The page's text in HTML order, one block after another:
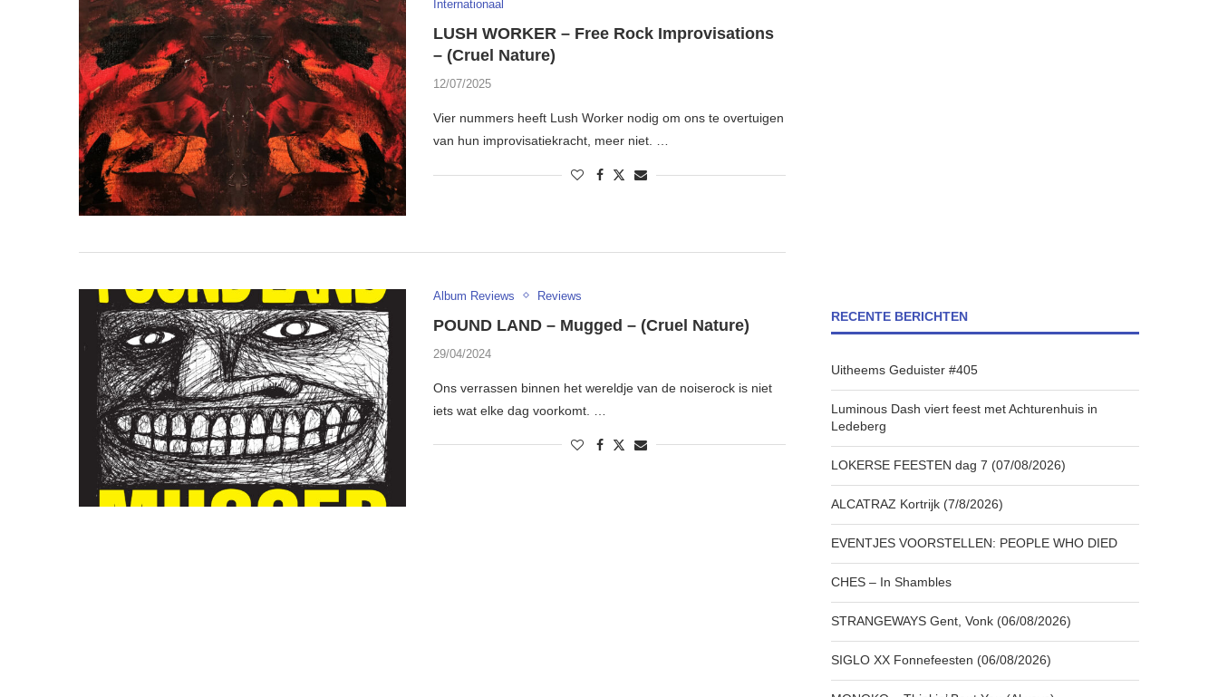
Internationaal
LUSH WORKER – Free Rock Improvisations
– (Cruel Nature)
12/07/2025
Vier nummers heeft Lush Worker nodig om ons te overtuigen
van hun improvisatiekracht, meer niet. …
Album Reviews Reviews
POUND LAND – Mugged – (Cruel Nature)
29/04/2024
Ons verrassen binnen het wereldje van de noiserock is niet
iets wat elke dag voorkomt. …
RECENTE BERICHTEN
Uitheems Geduister #405
Luminous Dash viert feest met Achturenhuis in
Ledeberg
LOKERSE FEESTEN dag 7 (07/08/2026)
ALCATRAZ Kortrijk (7/8/2026)
EVENTJES VOORSTELLEN: PEOPLE WHO DIED
CHES – In Shambles
STRANGEWAYS Gent, Vonk (06/08/2026)
SIGLO XX Fonnefeesten (06/08/2026)